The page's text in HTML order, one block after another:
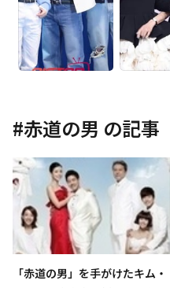
#赤道の男 の記事
「赤道の男」を手がけたキム・